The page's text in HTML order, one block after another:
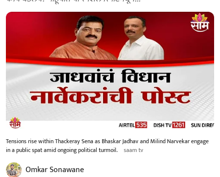
Tensions rise within Thackeray Sena as Bhaskar Jadhav and Milind Narvekar engage
in a public spat amid ongoing political turmoil.
saam tv
Omkar Sonawane